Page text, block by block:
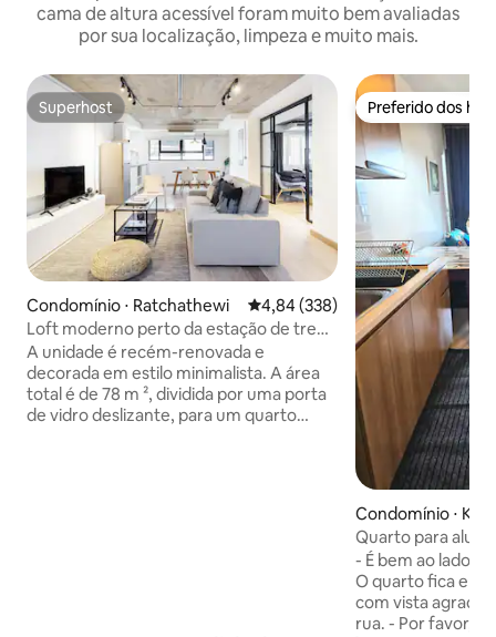
cama de altura acessível foram muito bem avaliadas
por sua localização, limpeza e muito mais.
Superhost
Superhost
Condomínio ⋅ Ratchathewi 4,84 de uma avaliação média de
4,84 (338)
Loft moderno perto da estação de trem
Nana
A unidade é recém-renovada e
decorada em estilo minimalista. A área
total é de 78 m ², dividida por uma porta
de vidro deslizante, para um quarto
Preferido dos
Preferido dos
Condomínio ⋅
aha Nakhon
Quarto para
Fibra Wifi
- É bem ao lado
O quarto fica em
com vista
rua. - Por favor,